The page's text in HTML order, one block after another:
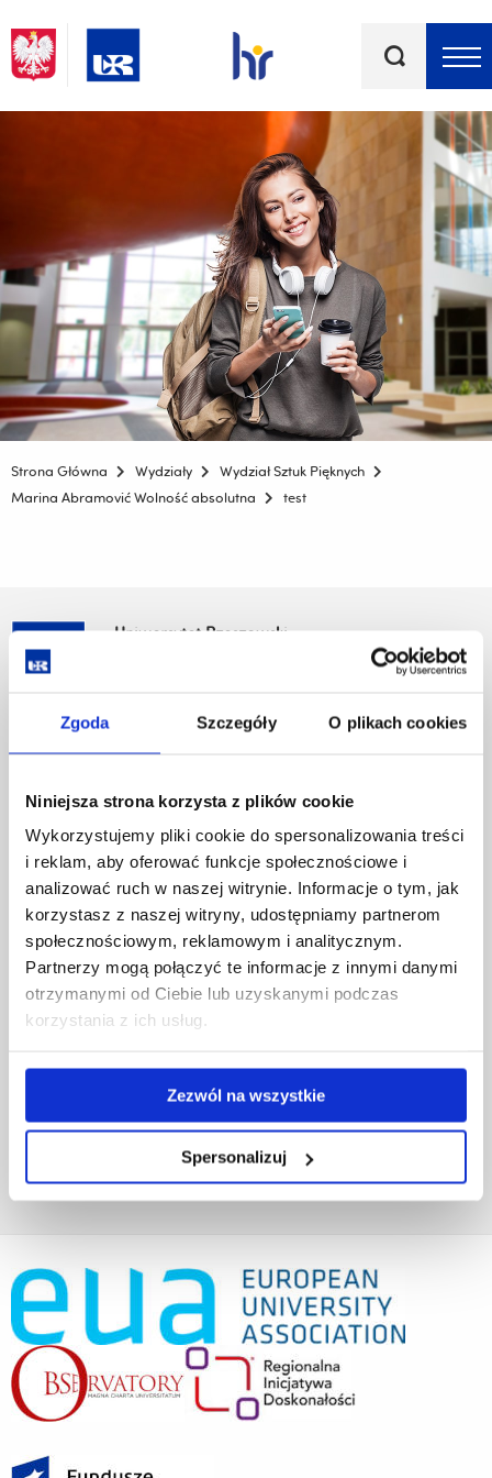
Zgoda Szczegóły O plikach cookies
Niniejsza strona korzysta z plików cookie
Wykorzystujemy pliki cookie do spersonalizowania treści
i reklam, aby oferować funkcje społecznościowe i
analizować ruch w naszej witrynie. Informacje o tym, jak
korzystasz z naszej witryny, udostępniamy partnerom
społecznościowym, reklamowym i analitycznym.
Partnerzy mogą połączyć te informacje z innymi danymi
otrzymanymi od Ciebie lub uzyskanymi podczas
korzystania z ich usług.
Zezwól na wszystkie
Spersonalizuj
kluczowe
Strona Główna Wydziały
Wydział Sztuk Pięknych
Marina Abramović Wolność absolutna
test
Uniwersytet Rzeszowski
Pomiń
nawigację
przejdź
do
treści
Polityka prywatności
Wydawnictwo
Covid info
Studia podyplomowe
Praca na UR
Zamówienia publiczne
Fundusze strukturalne
Projekty współfinansowane przez UE
Projekty realizowane z KPO
Wynajem sal
Dane kontaktowe
Deklaracja dostępności cyfrowej
Rachunek bankowy UR